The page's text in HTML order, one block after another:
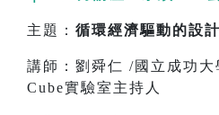
主題： 循環經濟驅動的設
講師：劉舜仁 /國立成功
Cube實驗室主持人